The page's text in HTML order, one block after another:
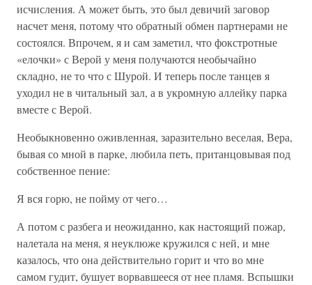
исчисления. А может быть, это был девичий заговор
насчет меня, потому что обратный обмен партнерами не
состоялся. Впрочем, я и сам заметил, что фокстротные
«елочки» с Верой у меня получаются необычайно
складно, не то что с Шурой. И теперь после танцев я
уходил не в читальный зал, а в укромную аллейку парка
вместе с Верой.
Необыкновенно оживленная, заразительно веселая, Вера,
бывая со мной в парке, любила петь, пританцовывая под
собственное пение:
Я вся горю, не пойму от чего…
А потом с разбега и неожиданно, как настоящий пожар,
налетала на меня, я неуклюже кружился с ней, и мне
казалось, что она действительно горит и что во мне
самом гудит, бушует ворвавшееся от нее пламя. Вспышки